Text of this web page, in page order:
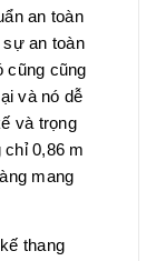
an toàn
an toàn
cũng cũng
và nó dễ
và trọng
chỉ 0,86 m
mang
thang